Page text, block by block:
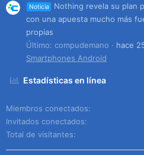
Noticia
Nothing revela su plan
con una apuesta mucho más
propias
Último: compudemano
hace
Smartphones Android
Estadísticas en línea
Miembros conectados
Invitados conectados
Total de visitantes